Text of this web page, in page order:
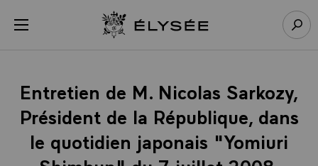
menu Retour à l’accueil Élysée
Entretien de M. Nicolas Sarkozy,
Président de la République, dans
le quotidien japonais "Yomiuri
Panneau de gestion des cookies